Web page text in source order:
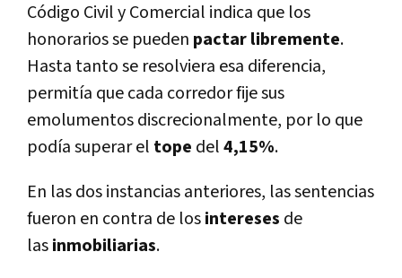
Código Civil y Comercial indica que los
honorarios se pueden pactar libremente.
Hasta tanto se resolviera esa diferencia,
permitía que cada corredor fije sus
emolumentos discrecionalmente, por lo que
podía superar el tope del4,15%.
En las dos instancias anteriores, las sentencias
fueron en contra de losintereses de
lasinmobiliarias.